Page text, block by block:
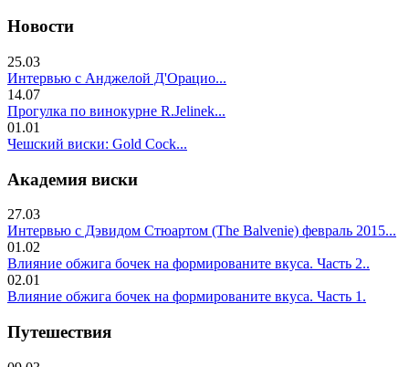
Новости
25.03
Интервью с Анджелой Д'Орацио...
14.07
Прогулка по винокурне R.Jelinek...
01.01
Чешский виски: Gold Cock...
Академия виски
27.03
Интервью с Дэвидом Стюартом (The Balvenie) февраль 2015...
01.02
Влияние обжига бочек на формированите вкуса. Часть 2..
02.01
Влияние обжига бочек на формированите вкуса. Часть 1.
Путешествия